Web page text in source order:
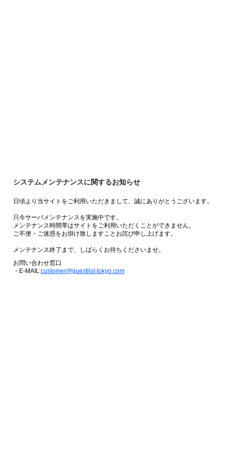
システムメンテナンスに関するお知らせ
日頃より当サイトをご利用いただきまして、誠にありがとうございます。
只今サーバメンテナンスを実施中です。
メンテナンス時間帯はサイトをご利用いただくことができません。
ご不便・ご迷惑をお掛け致しますことお詫び申し上げます。
メンテナンス終了まで、しばらくお待ちくださいませ。
お問い合わせ窓口
・E-MAIL:customer@guestlist-tokyo.com